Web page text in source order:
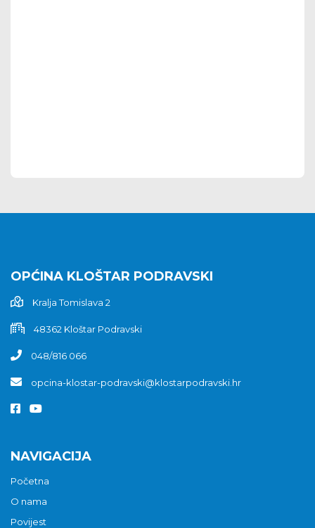
OPĆINA KLOŠTAR PODRAVSKI
Kralja Tomislava 2
48362 Kloštar Podravski
048/816 066
opcina-klostar-podravski@klostarpodravski.hr
NAVIGACIJA
Početna
O nama
Povijest